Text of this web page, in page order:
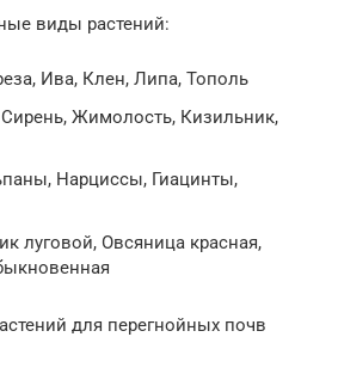
виды растений:
Ива, Клен, Липа, Тополь
Сирень, Жимолость, Кизильник,
Нарциссы, Гиацинты,
луговой, Овсяница красная,
для перегнойных почв